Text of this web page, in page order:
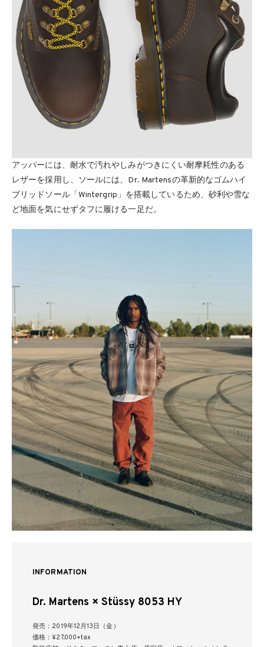
アッパーには、耐水で汚れやしみがつきにくい耐摩耗性のある
レザーを採用し、ソールには、Dr. Martensの革新的なゴムハイ
ブリッドソール「Wintergrip」を搭載しているため、砂利や雪な
ど地面を気にせずタフに履ける一足だ。
INFORMATION
Dr. Martens × Stüssy 8053 HY
発売：2019年12月13日（金）
価格：¥27,000+tax